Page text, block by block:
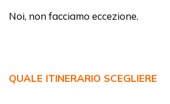
Noi, non facciamo eccezione.
QUALE ITINERARIO SCEGLIERE